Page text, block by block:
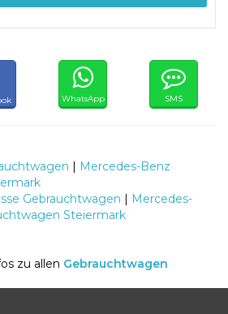
WhatsApp SMS
| Mercedes-Benz
Gebrauchtwagen | Mercedes-
Steiermark
zu allen Gebrauchtwagen